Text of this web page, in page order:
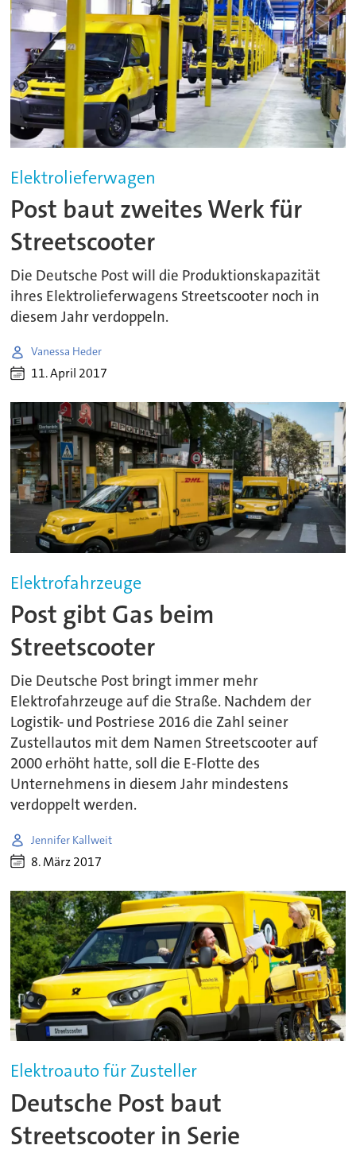
Elektrolieferwagen
Post baut zweites Werk für
Streetscooter
Die Deutsche Post will die Produktionskapazität
ihres Elektrolieferwagens Streetscooter noch in
diesem Jahr verdoppeln.
Vanessa Heder
11. April 2017
Elektrofahrzeuge
Post gibt Gas beim
Streetscooter
Die Deutsche Post bringt immer mehr
Elektrofahrzeuge auf die Straße. Nachdem der
Logistik- und Postriese 2016 die Zahl seiner
Zustellautos mit dem Namen Streetscooter auf
2000 erhöht hatte, soll die E-Flotte des
Unternehmens in diesem Jahr mindestens
verdoppelt werden.
Jennifer Kallweit
8. März 2017
Elektroauto für Zusteller
Deutsche Post baut
Streetscooter in Serie